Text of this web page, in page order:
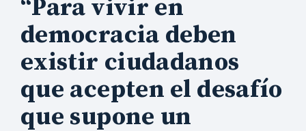
“Para vivir en
democracia deben
existir ciudadanos
que acepten el desafío
que supone un